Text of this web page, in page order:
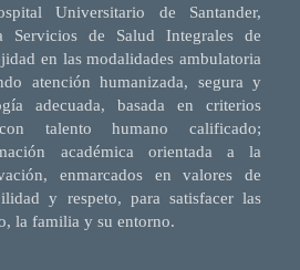
Universitario de Santander,
Servicios de Salud Integrales de
en las modalidades ambulatoria
atención humanizada, segura y
adecuada, basada en criterios
talento humano calificado;
académica orientada a la
enmarcados en valores de
y respeto, para satisfacer las
la familia y su entorno.